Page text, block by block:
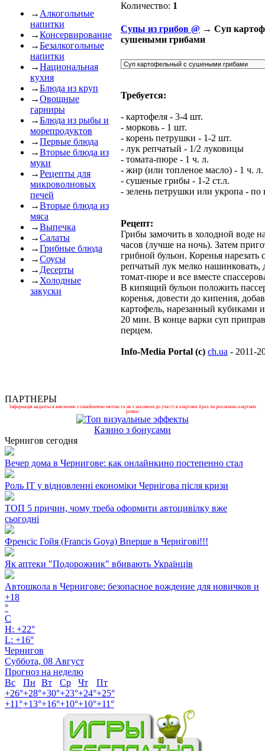
→ Алкогольные
напитки
→Консервирование
→Безалкогольные
напитки
→Национальная
кухня
→Блюда из круп
→Овощные
гарниры
→Блюда из рыбы и
морепродуктов
→Первые блюда
→Вторые блюда из
муки
→Рецепты для
микроволновых
печей
→Вторые блюда из
мяса
→Выпечка
→Салаты
→Грибные блюда
→Соусы
→ Десерты
→ Холодные
закуски
Количество: 1
Cупы из грибов @ → Суп
сушеными грибами
Требуется:
- картофеля - 3-4 шт.
- морковь - 1 шт.
- корень петрушки - 1-2 шт.
- лук репчатый - 1/2 луковицы
- томата-пюре - 1 ч. л.
- жир (или топленое масло) - 1 ч. л.
- сушеные грибы - 1-2 ст.л.
- зелень петрушки или укропа - по
Рецепт:
Грибы замочить в холодной воде
часов (лучше на ночь). Затем
грибной бульон. Коренья нарезать
репчатый лук мелко нашинковать,
томат-пюре и все вместе
В кипящий бульон положить
коренья, довести до кипения,
картофель, нарезанный кубиками
20 мин. В конце варки суп
перцем.
Info-Media Portal (c) ch.ua - 2011-
ПАРТНЕРЫ
Інформація надається виключно з ознайомчою метою та не є закликом до участі в азартних іграх чи рекламою азартних
розваг.
Казино з бонусами
Чернигов сегодня
Вечер дома в Чернигове: как онлайнкино постепенно стал
Роль ІТ у відновленні економіки Чернігова після кризи
ТОП 5 причин, чому треба оформити автоцивілку вже
сьогодні
Френсіс Гойя (Francis Goya) Вперше в Чернігові!!!
Як аптеки "Подорожник" вбивають Українців
Автошкола в Чернигове: безопасное вождение для новичков и
+18
°
C
H: +22°
L: +16°
Чернигов
Суббота, 08 Август
Прогноз на неделю
Вс
Пн Вт Ср Чт
Пт
+26°+28°+30°+23°+24°+25°
+11°+13°+16°+10°+10°+11°